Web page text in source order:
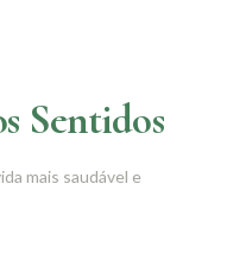
Sentidos
mais saudável e